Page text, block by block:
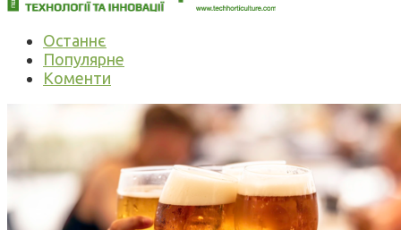
Останнє
Популярне
Коменти